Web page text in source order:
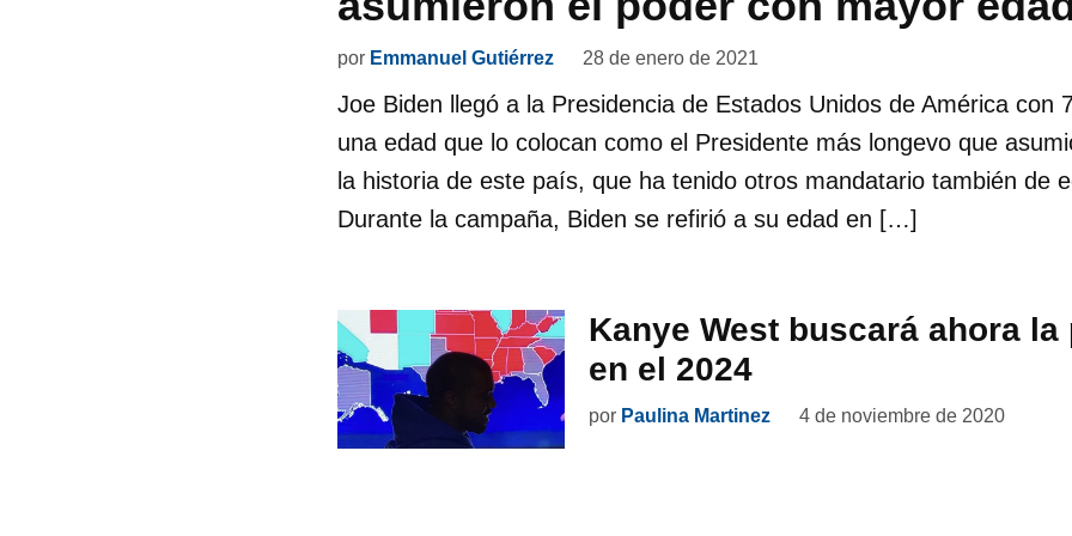
por Emmanuel Gutiérrez 28 de enero de 2021
Joe Biden llegó a la Presidencia de Estados Unidos de América con
una edad que lo colocan como el Presidente más longevo que
la historia de este país, que ha tenido otros mandatario también de
Durante la campaña, Biden se refirió a su edad en […]
Kanye West buscará ahora
en el 2024
por Paulina Martinez 4 de noviembre de 2020